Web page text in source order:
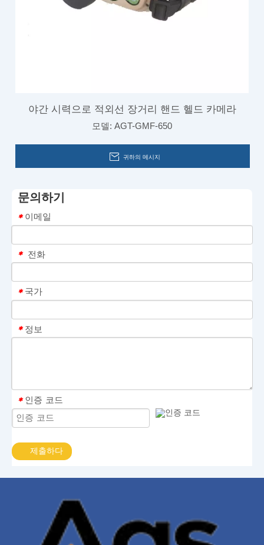
야간 시력으로 적외선 장거리 핸드 헬드 카메라
모델: AGT-GMF-650
귀하의 메시지
문의하기
* 이메일
* 전화
* 국가
* 정보
* 인증 코드
제출하다